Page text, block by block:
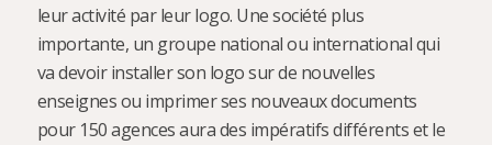
leur activité par leur logo. Une société plus
importante, un groupe national ou international qui
va devoir installer son logo sur de nouvelles
enseignes ou imprimer ses nouveaux documents
pour 150 agences aura des impératifs différents et le